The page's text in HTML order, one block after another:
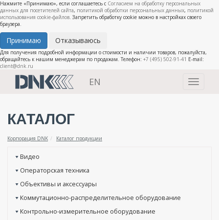
Нажмите «Принимаю», если соглашаетесь с Согласием на обработку персональных
данных для посетителей сайта, политикой обработки персональных данных, политикой
использования cookie-файлов. Запретить обработку cookie можно в настройках своего
браузера.
Принимаю Отказываюсь
Для получения подробной информации о стоимости и наличии товаров, пожалуйста,
обращайтесь к нашим менеджерам по продажам. Телефон: +7 (495) 502-91-41 E-mail:
client@dnk.ru
Toggle
EN
КАТАЛОГ
Корпорация DNK Каталог продукции
Видео
Операторская техника
Объективы и аксессуары
Коммутационно-распределительное оборудование
Контрольно-измерительное оборудование